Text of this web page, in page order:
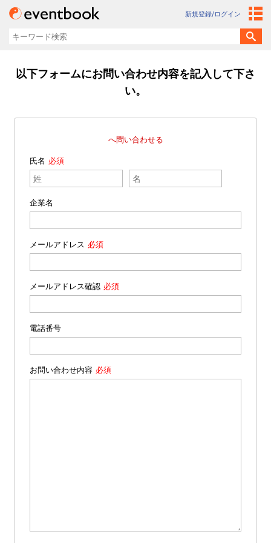
新規登録/ログイン
以下フォームにお問い合わせ内容を記入して下さ
い。
へ問い合わせる
氏名
企業名
メールアドレス
メールアドレス確認
電話番号
お問い合わせ内容